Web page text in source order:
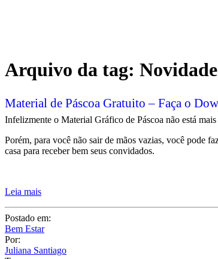
Arquivo da tag: Novidade
Material de Páscoa Gratuito – Faça o
Infelizmente o Material Gráfico de Páscoa não está
Porém, para você não sair de mãos vazias, você pode
casa para receber bem seus convidados.
Leia mais
Postado em:
Bem Estar
Por:
Juliana Santiago